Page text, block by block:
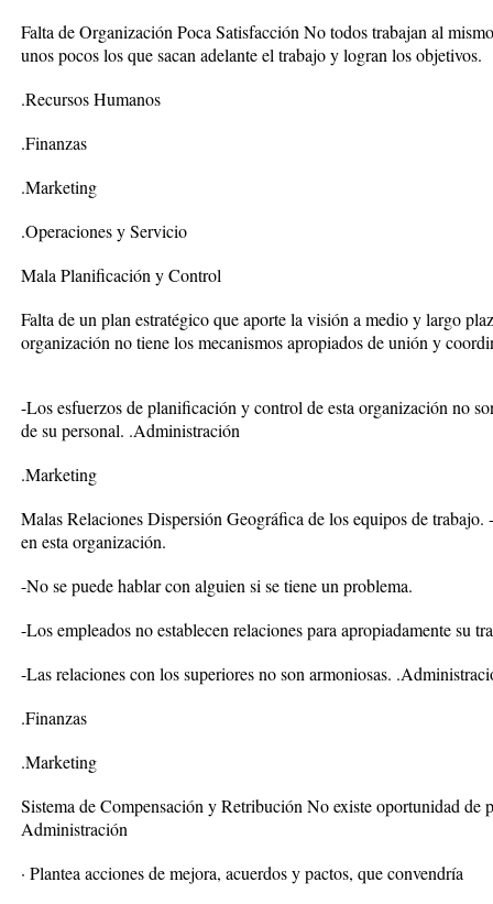
Falta de Organización Poca Satisfacción No todos trabajan al
unos pocos los que sacan adelante el trabajo y logran los objetivos.
.Recursos Humanos
.Finanzas
.Marketing
.Operaciones y Servicio
Mala Planificación y Control
Falta de un plan estratégico que aporte la visión a medio y largo
organización no tiene los mecanismos apropiados de unión y
-Los esfuerzos de planificación y control de esta organización no
de su personal. .Administración
.Marketing
Malas Relaciones Dispersión Geográfica de los equipos de
en esta organización.
-No se puede hablar con alguien si se tiene un problema.
-Los empleados no establecen relaciones para apropiadamente su
-Las relaciones con los superiores no son armoniosas.
.Finanzas
.Marketing
Sistema de Compensación y Retribución No existe oportunidad de
Administración
· Plantea acciones de mejora, acuerdos y pactos, que convendría